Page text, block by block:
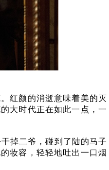
红颜的消逝意味着美的灭
大时代正在如此一点，一
掉二爷，碰到了陆的马子
妆容，轻轻地吐出一口烟